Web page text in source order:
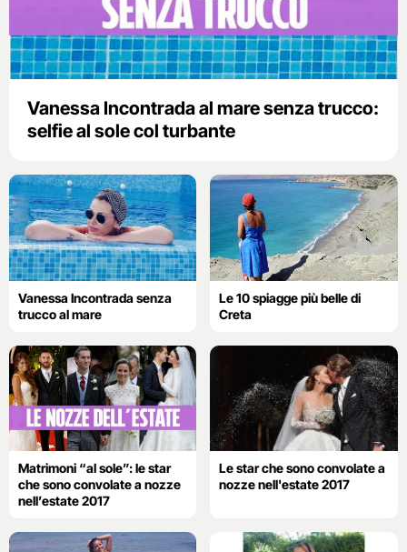
Vanessa Incontrada al mare senza trucco:
selfie al sole col turbante
Vanessa Incontrada senza
trucco al mare
Le 10 spiagge più belle di
Creta
Matrimoni “al sole”: le star
che sono convolate a nozze
nell’estate 2017
Le star che sono convolate a
nozze nell'estate 2017